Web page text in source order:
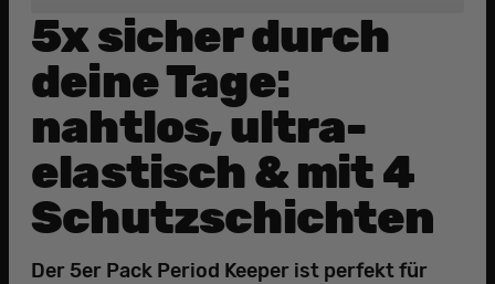
5x sicher durch
deine Tage:
nahtlos, ultra-
elastisch & mit 4
Schutzschichten
Der 5er Pack Period Keeper ist perfekt für